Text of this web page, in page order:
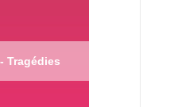
Tragédies